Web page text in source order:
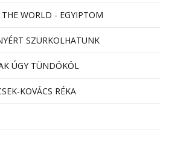
WORLD - EGYIPTOM
SZURKOLHATUNK
ÚGY TÜNDÖKÖL
KOVÁCS RÉKA